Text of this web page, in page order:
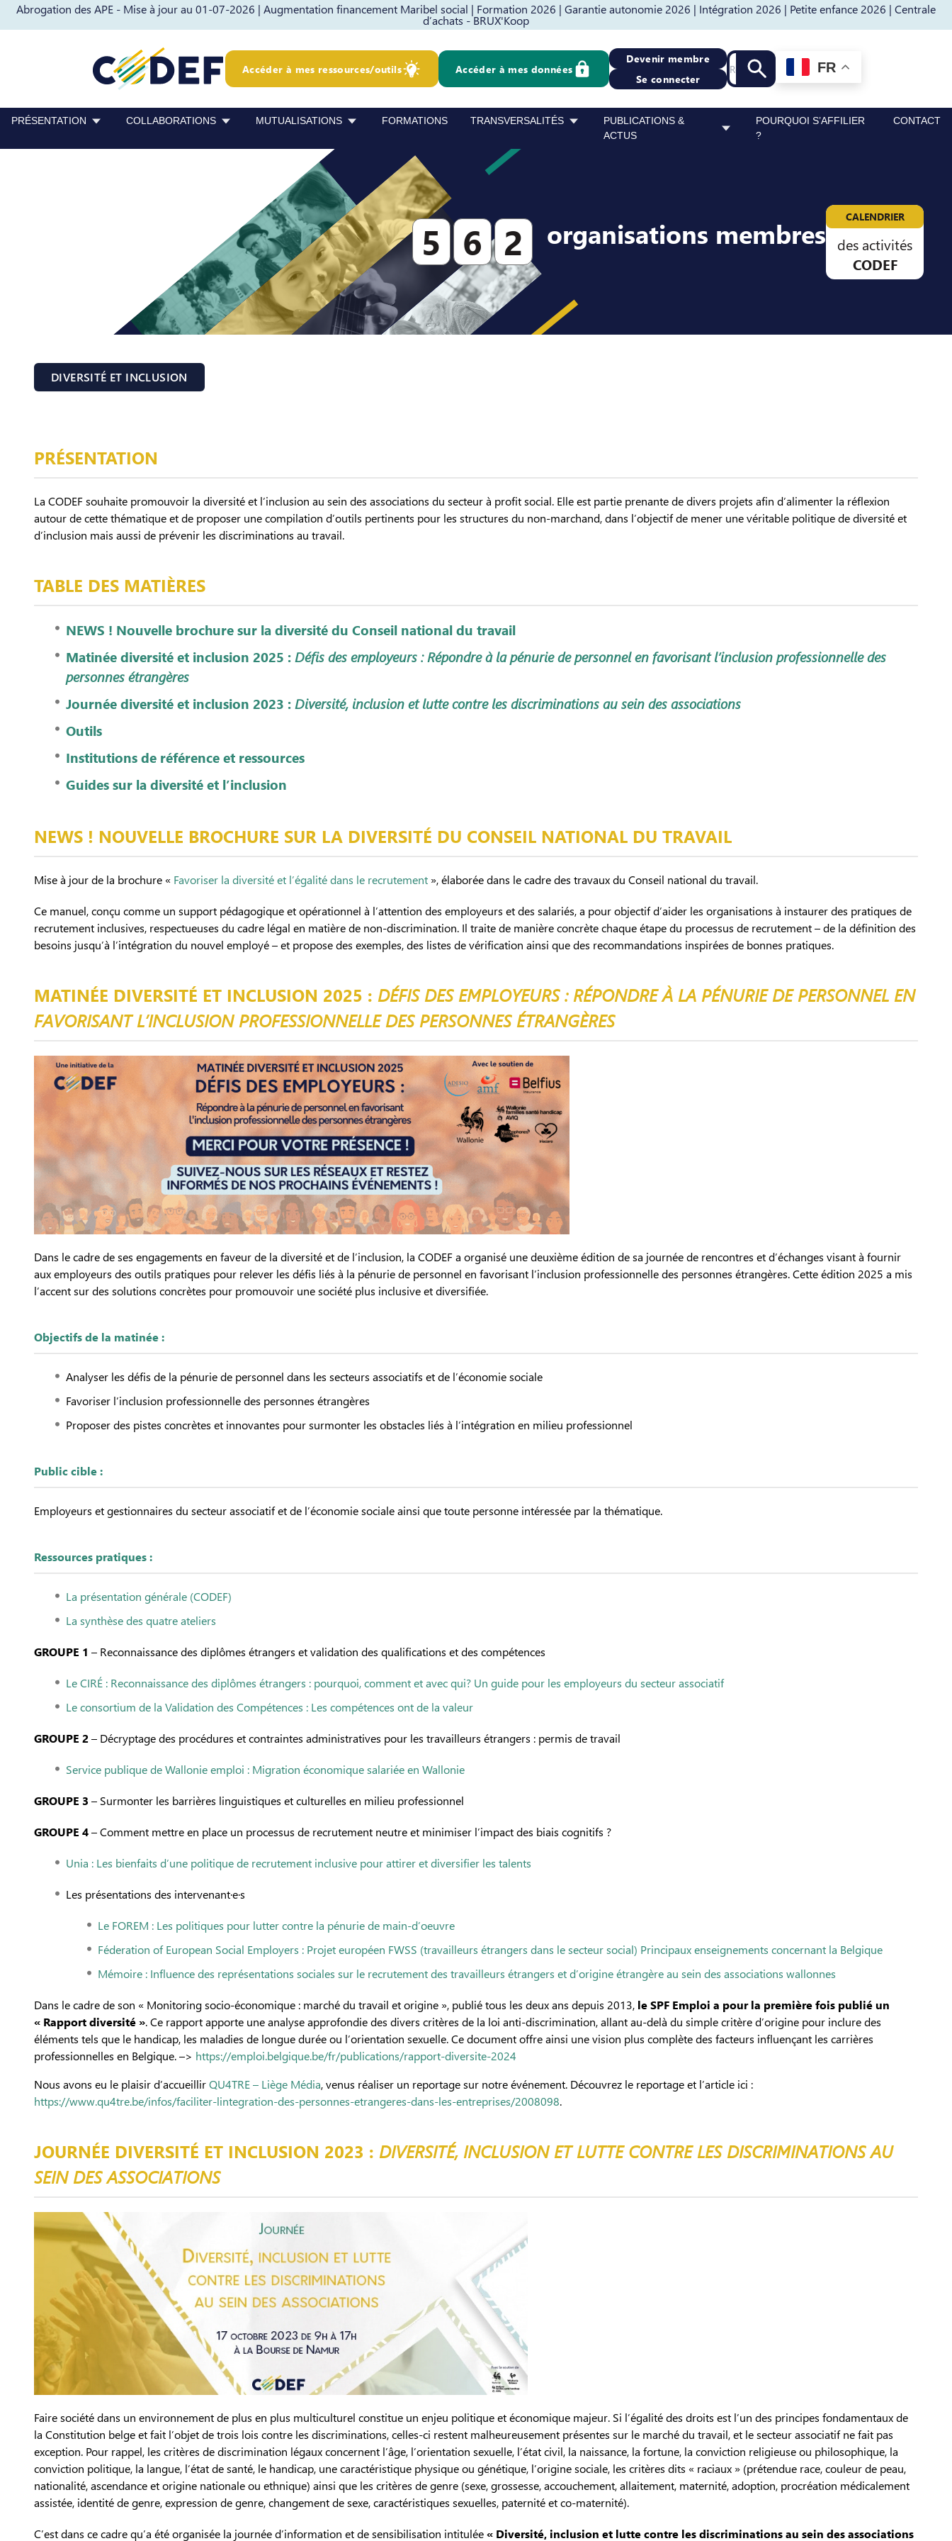
Abrogation des APE - Mise à jour au 01-07-2026 | Augmentation financement Maribel social | Formation 2026 | Garantie autonomie 2026 | Intégration 2026 | Petite enfance 2026 | Centrale
d’achats - BRUX'Koop
Passer au contenu Passer au pied de page
Accéder à mes ressources/outils Accéder à mes données
Devenir membre
Se connecter
Recherche
Lancer la recherche
FR
PRÉSENTATION COLLABORATIONS MUTUALISATIONS FORMATIONS TRANSVERSALITÉS
PUBLICATIONS &
ACTUS
POURQUOI S’AFFILIER
?
CONTACT
5 6 2 organisations membres CALENDRIER
des activités
CODEF
DIVERSITÉ ET INCLUSION
PRÉSENTATION
La CODEF souhaite promouvoir la diversité et l’inclusion au sein des associations du secteur à profit social. Elle est partie prenante de divers projets afin d’alimenter la réflexion
autour de cette thématique et de proposer une compilation d’outils pertinents pour les structures du non-marchand, dans l’objectif de mener une véritable politique de diversité et
d’inclusion mais aussi de prévenir les discriminations au travail.
TABLE DES MATIÈRES
NEWS ! Nouvelle brochure sur la diversité du Conseil national du travail
Matinée diversité et inclusion 2025 : Défis des employeurs : Répondre à la pénurie de personnel en favorisant l’inclusion professionnelle des
personnes étrangères
Journée diversité et inclusion 2023 : Diversité, inclusion et lutte contre les discriminations au sein des associations
Outils
Institutions de référence et ressources
Guides sur la diversité et l’inclusion
NEWS ! NOUVELLE BROCHURE SUR LA DIVERSITÉ DU CONSEIL NATIONAL DU TRAVAIL
Mise à jour de la brochure « Favoriser la diversité et l’égalité dans le recrutement », élaborée dans le cadre des travaux du Conseil national du travail.
Ce manuel, conçu comme un support pédagogique et opérationnel à l’attention des employeurs et des salariés, a pour objectif d’aider les organisations à instaurer des pratiques de
recrutement inclusives, respectueuses du cadre légal en matière de non-discrimination. Il traite de manière concrète chaque étape du processus de recrutement – de la définition des
besoins jusqu’à l’intégration du nouvel employé – et propose des exemples, des listes de vérification ainsi que des recommandations inspirées de bonnes pratiques.
MATINÉE DIVERSITÉ ET INCLUSION 2025 : DÉFIS DES EMPLOYEURS : RÉPONDRE À LA PÉNURIE DE PERSONNEL EN
FAVORISANT L’INCLUSION PROFESSIONNELLE DES PERSONNES ÉTRANGÈRES
Dans le cadre de ses engagements en faveur de la diversité et de l’inclusion, la CODEF a organisé une deuxième édition de sa journée de rencontres et d’échanges visant à fournir
aux employeurs des outils pratiques pour relever les défis liés à la pénurie de personnel en favorisant l’inclusion professionnelle des personnes étrangères. Cette édition 2025 a mis
l’accent sur des solutions concrètes pour promouvoir une société plus inclusive et diversifiée.
Objectifs de la matinée :
Analyser les défis de la pénurie de personnel dans les secteurs associatifs et de l’économie sociale
Favoriser l’inclusion professionnelle des personnes étrangères
Proposer des pistes concrètes et innovantes pour surmonter les obstacles liés à l’intégration en milieu professionnel
Public cible :
Employeurs et gestionnaires du secteur associatif et de l’économie sociale ainsi que toute personne intéressée par la thématique.
Ressources pratiques :
La présentation générale (CODEF)
La synthèse des quatre ateliers
GROUPE 1 – Reconnaissance des diplômes étrangers et validation des qualifications et des compétences
Le CIRÉ : Reconnaissance des diplômes étrangers : pourquoi, comment et avec qui? Un guide pour les employeurs du secteur associatif
Le consortium de la Validation des Compétences : Les compétences ont de la valeur
GROUPE 2– Décryptage des procédures et contraintes administratives pour les travailleurs étrangers : permis de travail
Service publique de Wallonie emploi : Migration économique salariée en Wallonie
GROUPE 3 – Surmonter les barrières linguistiques et culturelles en milieu professionnel
GROUPE 4–Comment mettre en place un processus de recrutement neutre et minimiser l’impact des biais cognitifs ?
Unia : Les bienfaits d’une politique de recrutement inclusive pour attirer et diversifier les talents
Les présentations des intervenant·e·s
Le FOREM : Les politiques pour lutter contre la pénurie de main-d’oeuvre
Féderation of European Social Employers : Projet européen FWSS (travailleurs étrangers dans le secteur social) Principaux enseignements concernant la Belgique
Mémoire : Influence des représentations sociales sur le recrutement des travailleurs étrangers et d’origine étrangère au sein des associations wallonnes
Dans le cadre de son « Monitoring socio-économique : marché du travail et origine », publié tous les deux ans depuis 2013, le SPF Emploi a pour la première fois publié un
« Rapport diversité ». Ce rapport apporte une analyse approfondie des divers critères de la loi anti-discrimination, allant au-delà du simple critère d’origine pour inclure des
éléments tels que le handicap, les maladies de longue durée ou l’orientation sexuelle. Ce document offre ainsi une vision plus complète des facteurs influençant les carrières
professionnelles en Belgique. –> https://emploi.belgique.be/fr/publications/rapport-diversite-2024
Nous avons eu le plaisir d’accueillirQU4TRE – Liège Média, venus réaliser un reportage sur notre événement. Découvrez le reportage et l’article ici :
https://www.qu4tre.be/infos/faciliter-lintegration-des-personnes-etrangeres-dans-les-entreprises/2008098.
JOURNÉE DIVERSITÉ ET INCLUSION 2023 : DIVERSITÉ, INCLUSION ET LUTTE CONTRE LES DISCRIMINATIONS AU
SEIN DES ASSOCIATIONS
Faire société dans un environnement de plus en plus multiculturel constitue un enjeu politique et économique majeur. Si l’égalité des droits est l’un des principes fondamentaux de
la Constitution belge et fait l’objet de trois lois contre les discriminations, celles-ci restent malheureusement présentes sur le marché du travail, et le secteur associatif ne fait pas
exception. Pour rappel, les critères de discrimination légaux concernent l’âge, l’orientation sexuelle, l’état civil, la naissance, la fortune, la conviction religieuse ou philosophique, la
conviction politique, la langue, l’état de santé, le handicap, une caractéristique physique ou génétique, l’origine sociale, les critères dits « raciaux » (prétendue race, couleur de peau,
nationalité, ascendance et origine nationale ou ethnique) ainsi que les critères de genre (sexe, grossesse, accouchement, allaitement, maternité, adoption, procréation médicalement
assistée, identité de genre, expression de genre, changement de sexe, caractéristiques sexuelles, paternité et co-maternité).
C’est dans ce cadre qu’a été organisée la journée d’information et de sensibilisation intitulée« Diversité, inclusion et lutte contre les discriminations au sein des associations